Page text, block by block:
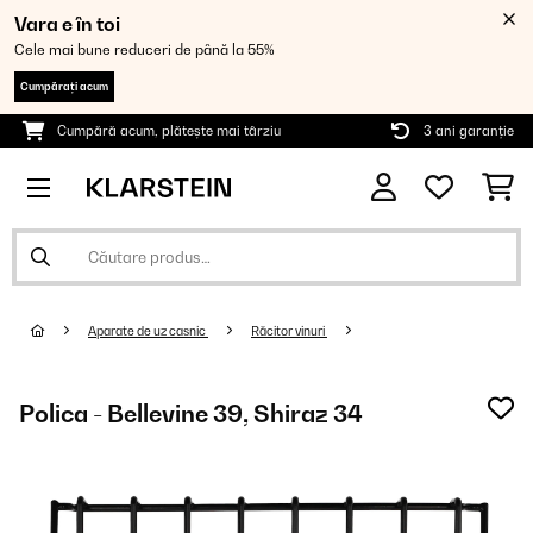
Vara e în toi
Cele mai bune reduceri de până la 55%
Cumpărați acum
Cumpără acum, plătește mai târziu 3 ani garanție
Aparate de uz casnic Răcitor vinuri
Polica - Bellevine 39, Shiraz 34